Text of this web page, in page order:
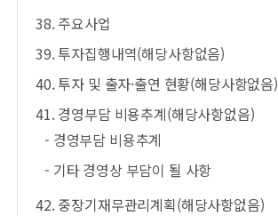
38. 주요사업
39. 투자집행내역(해당사항없음)
40. 투자 및 출자·출연 현황(해당사항없음)
41. 경영부담 비용추계(해당사항없음)
- 경영부담 비용추계
- 기타 경영상 부담이 될 사항
42. 중장기재무관리계획(해당사항없음)